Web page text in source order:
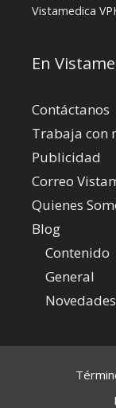
Vistamedica
En
Contáctanos
Trabaja con
Publicidad
Correo
Quienes
Blog
Contenido
General
Novedades